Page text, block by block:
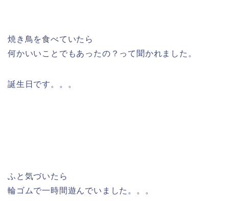
焼き鳥を食べていたら
何かいいことでもあったの？って聞かれました。
誕生日です。。。
ふと気づいたら
輪ゴムで一時間遊んでいました。。。